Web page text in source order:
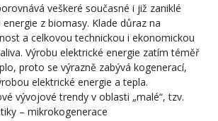
veškeré současné i již zaniklé
z biomasy. Klade důraz na
a celkovou technickou i ekonomickou
Výrobu elektrické energie zatím téměř
proto se výrazně zabývá kogenerací,
elektrické energie a tepla.
vývojové trendy v oblasti „malé“, tzv.
– mikrokogenerace